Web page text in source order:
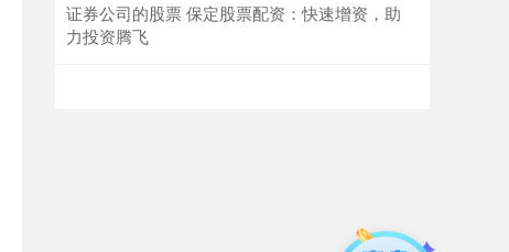
证券公司的股票 保定股票配资：快速增资，助
力投资腾飞